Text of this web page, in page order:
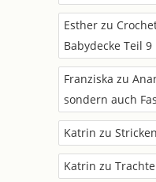
Esther zu
Babydecke Teil 9
Franziska zu
sondern auch
Katrin zu
Katrin zu